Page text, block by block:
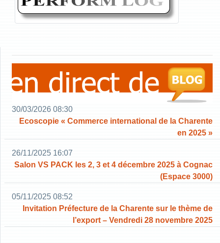
30/03/2026 08:30
Ecoscopie « Commerce international de la Charente
en 2025 »
26/11/2025 16:07
Salon VS PACK les 2, 3 et 4 décembre 2025 à Cognac
(Espace 3000)
05/11/2025 08:52
Invitation Préfecture de la Charente sur le thème de
l’export – Vendredi 28 novembre 2025